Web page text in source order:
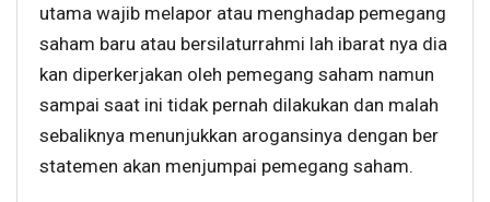
utama wajib melapor atau menghadap pemegang
saham baru atau bersilaturrahmi lah ibarat nya dia
kan diperkerjakan oleh pemegang saham namun
sampai saat ini tidak pernah dilakukan dan malah
sebaliknya menunjukkan arogansinya dengan ber
statemen akan menjumpai pemegang saham.